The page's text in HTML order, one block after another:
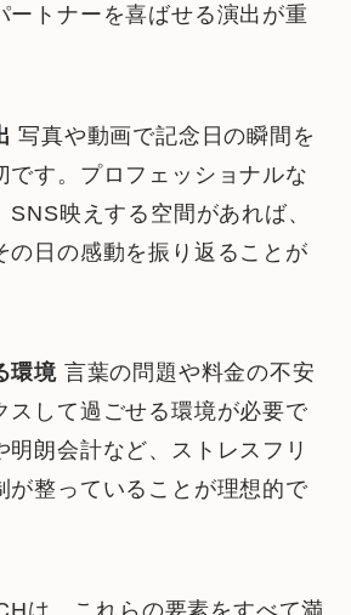
ートナーを喜ばせる演出が重
写真や動画で記念日の瞬間を
です。プロフェッショナルな
映えする空間があれば、
の日の感動を振り返ることが
環境言葉の問題や料金の不安
スして過ごせる環境が必要で
明朗会計など、ストレスフリ
が整っていることが理想的で